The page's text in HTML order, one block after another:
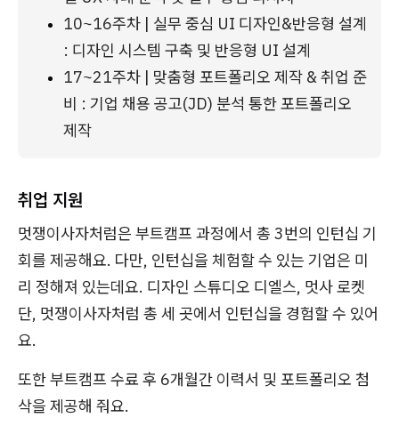
10~16주차 | 실무 중심 UI 디자인&반응형 설계
: 디자인 시스템 구축 및 반응형 UI 설계
17~21주차 | 맞춤형 포트폴리오 제작 & 취업 준
비 : 기업 채용 공고(JD) 분석 통한 포트폴리오
제작
취업 지원
멋쟁이사자처럼은 부트캠프 과정에서 총 3번의 인턴십 기
회를 제공해요. 다만, 인턴십을 체험할 수 있는 기업은 미
리 정해져 있는데요. 디자인 스튜디오 디엘스, 멋사 로켓
단, 멋쟁이사자처럼 총 세 곳에서 인턴십을 경험할 수 있어
요.
또한 부트캠프 수료 후 6개월간 이력서 및 포트폴리오 첨
삭을 제공해 줘요.